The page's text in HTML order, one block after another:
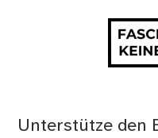
Unterstütze den